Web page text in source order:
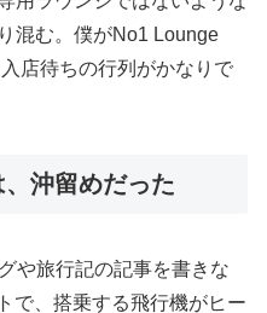
混む。僕がNo1 Lounge
店待ちの行列がかなりで
沖留めだった
や旅行記の記事を書きな
で、搭乗する飛行機がヒー